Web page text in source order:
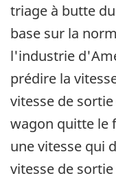
triage à butte
base sur la
l'industrie
prédire la
vitesse de
wagon quitte le
une vitesse qui
vitesse de